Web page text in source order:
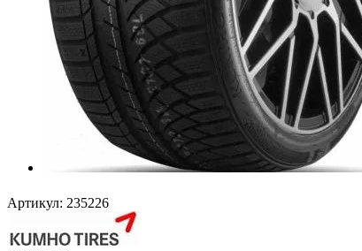
Артикул: 235226